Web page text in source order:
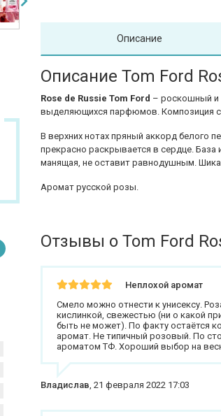
Описание
Описание Tom Ford
Rose de Russie Tom Ford – роскошный и
выделяющихся парфюмов. Композиция
В верхних нотах пряный аккорд белого
прекрасно раскрывается в сердце.
манящая, не оставит равнодушным.
Аромат русской розы.
Отзывы о Tom Ford
Неплохой аромат
Смело можно отнести к унисексу.
кислинкой, свежестью (ни о какой
быть не может). По факту остаётся
аромат. Не типичный розовый. По
ароматом ТФ. Хороший выбор на
Владислав,21 февраля 2022 17:03